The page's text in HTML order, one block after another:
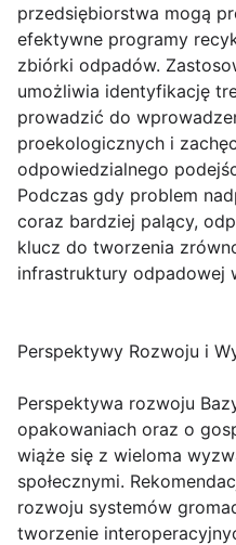
przedsiębiorstwa mogą
efektywne programy
zbiórki odpadów.
umożliwia identyfikację
prowadzić do
proekologicznych i
odpowiedzialnego
Podczas gdy problem
coraz bardziej palący,
klucz do tworzenia
infrastruktury odpadowej
Perspektywy Rozwoju i
Perspektywa rozwoju
opakowaniach oraz o
wiąże się z wieloma
społecznymi.
rozwoju systemów
tworzenie